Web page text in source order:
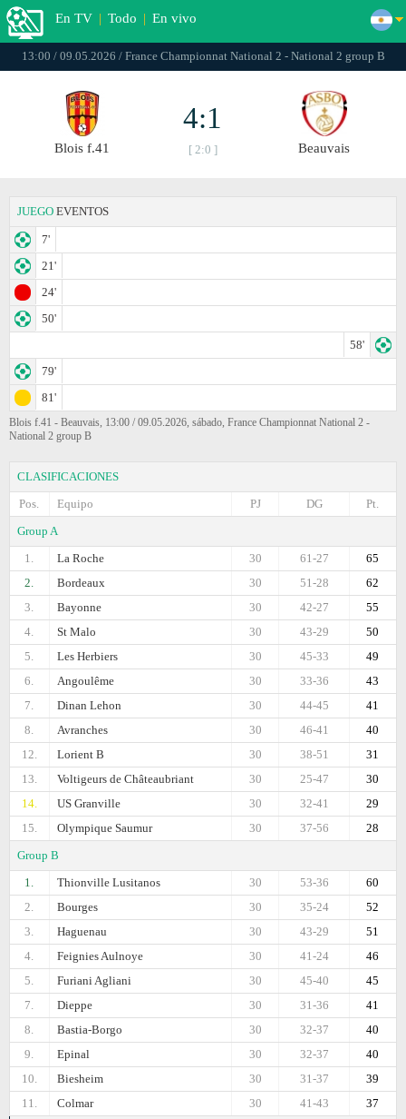
En TV | Todo | En vivo
13:00 / 09.05.2026 / France Championnat National 2 - National 2 group B
Blois f.41
4:1
[ 2:0 ] Beauvais
JUEGO EVENTOS
7'
21'
24'
50'
58'
79'
81'
Blois f.41 - Beauvais, 13:00 / 09.05.2026, sábado, France Championnat National 2 -
National 2 group B
CLASIFICACIONES
Pos.
Equipo Pt.
DG
PJ
Group A
1.
La Roche 65
61-27
30
2.
Bordeaux 62
51-28
30
3.
Bayonne 55
42-27
30
4.
St Malo 50
43-29
30
5.
Les Herbiers 49
45-33
30
6.
Angoulême 43
33-36
30
7.
Dinan Lehon 41
44-45
30
8.
Avranches 40
46-41
30
12.
Lorient B 31
38-51
30
13.
Voltigeurs de Châteaubriant 30
25-47
30
14.
US Granville 29
32-41
30
15.
Olympique Saumur 28
37-56
30
Group B
1.
Thionville Lusitanos 60
53-36
30
2.
Bourges 52
35-24
30
3.
Haguenau 51
43-29
30
4.
Feignies Aulnoye 46
41-24
30
5.
Furiani Agliani 45
45-40
30
7.
Dieppe 41
31-36
30
8.
Bastia-Borgo 40
32-37
30
9.
Epinal 40
32-37
30
10.
Biesheim 39
31-37
30
11.
Colmar 37
41-43
30